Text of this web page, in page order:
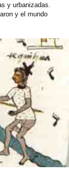
y urbanizadas.
y el mundo